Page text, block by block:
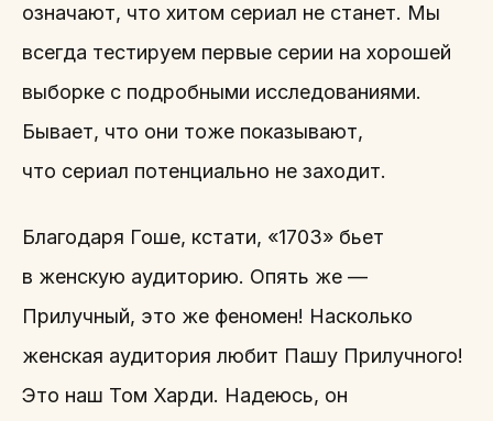
означают, что хитом сериал не станет. Мы
всегда тестируем первые серии на хорошей
выборке с подробными исследованиями.
Бывает, что они тоже показывают,
что сериал потенциально не заходит.
Благодаря Гоше, кстати, «1703» бьет
в женскую аудиторию. Опять же —
Прилучный, это же феномен! Насколько
женская аудитория любит Пашу Прилучного!
Это наш Том Харди. Надеюсь, он